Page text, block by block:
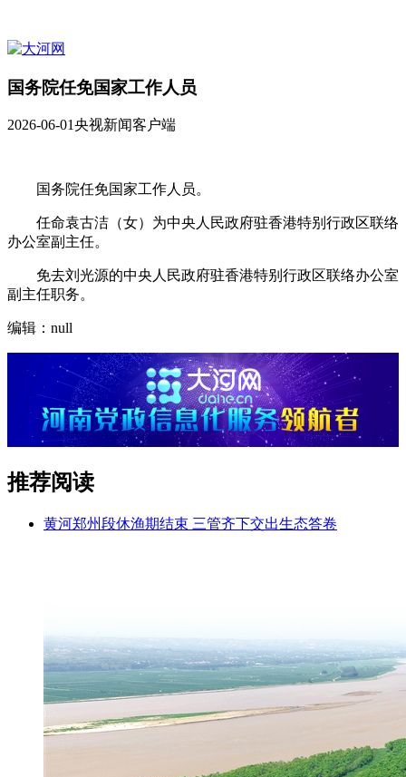
国务院任免国家工作人员
2026-06-01央视新闻客户端
国务院任免国家工作人员。
任命袁古洁（女）为中央人民政府驻香港特别行政区联络
办公室副主任。
免去刘光源的中央人民政府驻香港特别行政区联络办公室
副主任职务。
编辑：null
推荐阅读
黄河郑州段休渔期结束 三管齐下交出生态答卷